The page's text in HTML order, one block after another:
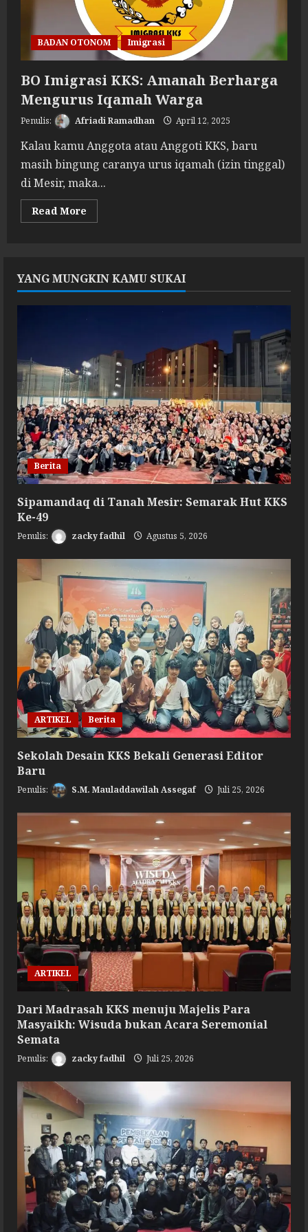
BADAN OTONOM Imigrasi
BO Imigrasi KKS: Amanah Berharga
Mengurus Iqamah Warga
Afriadi Ramadhan April 12, 2025
Kalau kamu Anggota atau Anggoti KKS, baru
masih bingung caranya urus iqamah (izin tinggal)
di Mesir, maka...
Read More
more
Berharga
Mengurus
Iqamah
Warga
YANG MUNGKIN KAMU SUKAI
Berita
Sipamandaq di Tanah Mesir: Semarak Hut KKS
Ke-49
zacky fadhil Agustus 5, 2026
ARTIKEL Berita
Sekolah Desain KKS Bekali Generasi Editor
Baru
S.M. Mauladdawilah Assegaf Juli 25, 2026
ARTIKEL
Dari Madrasah KKS menuju Majelis Para
Masyaikh: Wisuda bukan Acara Seremonial
Semata
zacky fadhil Juli 25, 2026